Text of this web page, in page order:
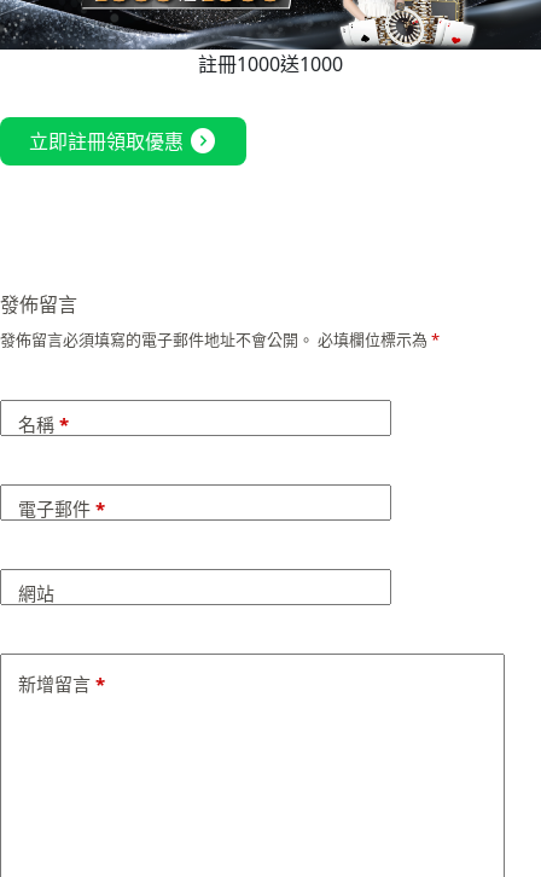
註冊1000送1000
立即註冊領取優惠 expand_circle_right
發佈留言
發佈留言必須填寫的電子郵件地址不會公開。 必填欄位標示為 *
名稱 *
電子郵件 *
網站
新增留言 *